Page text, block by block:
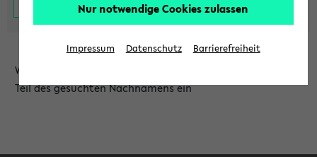
Wählen Sie die Einrichtung aus und/oder geben Sie einen
Teil des gesuchten Nachnamens ein
Nur notwendige Cookies zulassen
Impressum Datenschutz Barrierefreiheit